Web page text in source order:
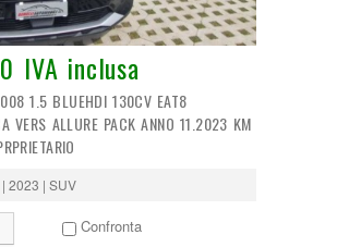
IVA inclusa
1.5 BLUEHDI 130CV EAT8
VERS ALLURE PACK ANNO 11.2023 KM
2023 | SUV
Confronta